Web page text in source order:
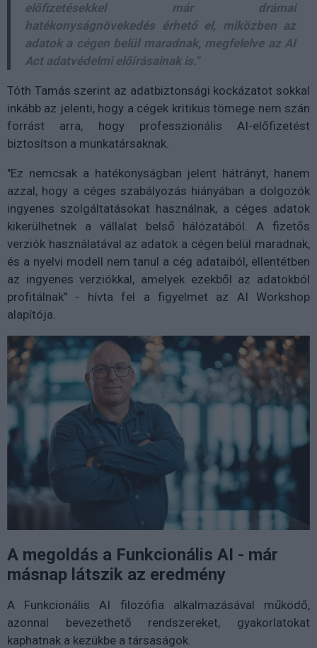
előfizetésekkel már drámai
hatékonyságnövekedés érhető el, miközben az
adatok a cégen belül maradnak, megfelelve az AI
Act adatvédelmi előírásainak is."
Tóth Tamás szerint az adatbiztonsági kockázatot sokkal
inkább az jelenti, hogy a cégek kritikus tömege nem szán
forrást arra, hogy professzionális AI-előfizetést
biztosítson a munkatársaknak.
"Ez nemcsak a hatékonyságban jelent hátrányt, hanem
azzal, hogy a céges szabályozás hiányában a dolgozók
ingyenes szolgáltatásokat használnak, a céges adatok
kikerülhetnek a vállalat belső hálózatából. A fizetős
verziók használatával az adatok a cégen belül maradnak,
és a nyelvi modell nem tanul a cég adataiból, ellentétben
az ingyenes verziókkal, amelyek ezekből az adatokból
profitálnak" - hívta fel a figyelmet az AI Workshop
alapítója.
A megoldás a Funkcionális AI - már
másnap látszik az eredmény
A Funkcionális AI filozófia alkalmazásával működő,
azonnal bevezethető rendszereket, gyakorlatokat
kaphatnak a kezükbe a társaságok.